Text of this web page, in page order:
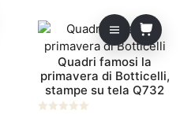
Quadri famosi la
primavera di Botticelli,
stampe su tela Q732